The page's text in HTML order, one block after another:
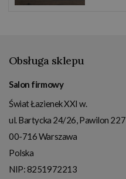
Obsługa sklepu
Salon firmowy
Świat Łazienek XXI w.
ul. Bartycka 24/26, Pawilon 227
00-716Warszawa
Polska
NIP:8251972213